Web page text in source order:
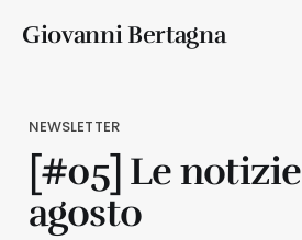
Giovanni Bertagna
NEWSLETTER
[#05] Le
agosto